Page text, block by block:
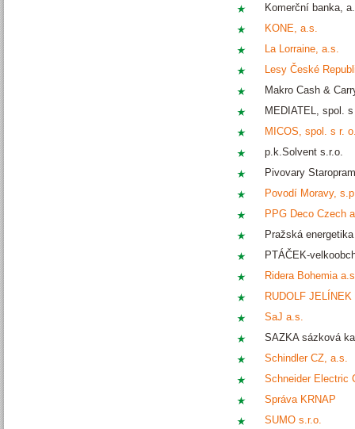
Komerční banka,
KONE, a.s.
La Lorraine, a.s.
Lesy České
Makro Cash &
MEDIATEL, spol.
MICOS, spol. s r.
p.k.Solvent s.r.o.
Pivovary
Povodí Moravy,
PPG Deco Czech
Pražská
PTÁČEK-
Ridera Bohemia
RUDOLF JELÍNEK
SaJ a.s.
SAZKA sázková
Schindler CZ, a.s.
Schneider Electric
Správa KRNAP
SUMO s.r.o.